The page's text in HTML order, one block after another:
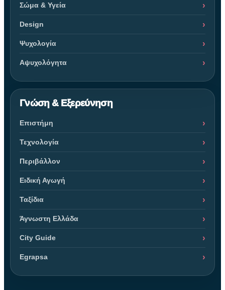
Σώμα & Υγεία
Design
Ψυχολογία
Αψυχολόγητα
Γνώση & Εξερεύνηση
Επιστήμη
Τεχνολογία
Περιβάλλον
Ειδική Αγωγή
Ταξίδια
Άγνωστη Ελλάδα
City Guide
Egrapsa